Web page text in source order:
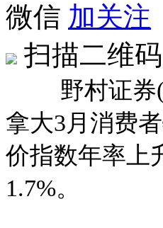
微信 加关注
扫描二维码
野村证券
拿大3月消费
价指数年率上
1.7%。